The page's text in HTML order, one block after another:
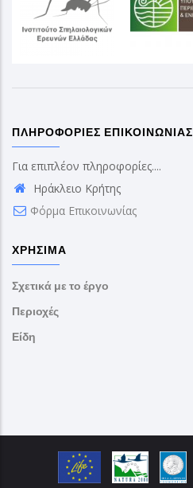
ΠΛΗΡΟΦΟΡΊΕΣ ΕΠΙΚΟΙΝΩΝΊΑΣ
Για επιπλέον πληροφορίες....
Ηράκλειο Κρήτης
Φόρμα Επικοινωνίας
ΧΡΉΣΙΜΑ
Σχετικά με το έργο
Περιοχές
Είδη